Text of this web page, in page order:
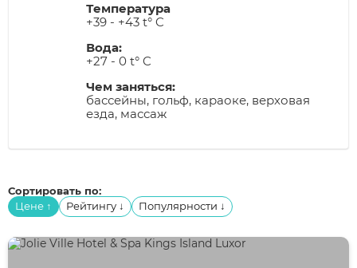
Температура
+39 - +43 t° C
Вода:
+27 - 0 t° C
Чем заняться:
бассейны, гольф, караоке, верховая
езда, массаж
Сортировать по:
Цене ↑ Рейтингу ↓ Популярности ↓